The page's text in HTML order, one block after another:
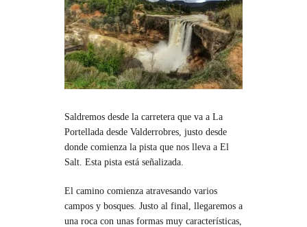
Saldremos desde la carretera que va a La
Portellada desde Valderrobres, justo desde
donde comienza la pista que nos lleva a El
Salt. Esta pista está señalizada.
El camino comienza atravesando varios
campos y bosques. Justo al final, llegaremos a
una roca con unas formas muy características,